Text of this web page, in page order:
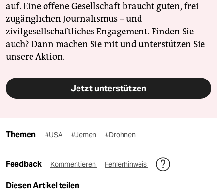
auf. Eine offene Gesellschaft braucht guten, frei
zugänglichen Journalismus – und
zivilgesellschaftliches Engagement. Finden Sie
auch? Dann machen Sie mit und unterstützen Sie
unsere Aktion.
Jetzt unterstützen
Themen #USA #Jemen #Drohnen
Feedback Kommentieren Fehlerhinweis
Diesen Artikel teilen